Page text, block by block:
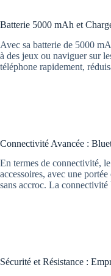
Batterie 5000 mAh et
Avec sa batterie de 5000
à des jeux ou naviguer sur
téléphone rapidement,
Connectivité Avancée :
En termes de connectivité,
accessoires, avec une
sans accroc. La
Sécurité et Résistance :